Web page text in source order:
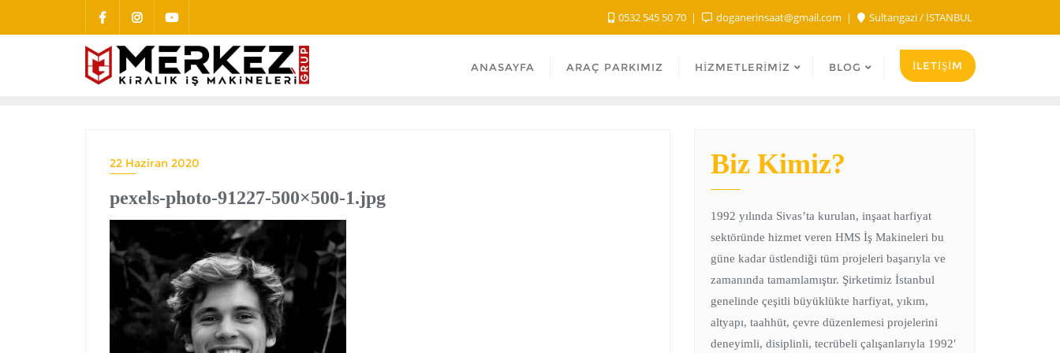
0532 545 50 70 doganerinsaat@gmail.com Sultangazi / İSTANBUL
ANASAYFA ARAÇ PARKIMIZ HIZMETLERIMIZ BLOG İLETİŞİM
22 Haziran 2020
pexels-photo-91227-500×500-1.jpg
Biz Kimiz?
1992 yılında Sivas’ta kurulan, inşaat harfiyat
sektöründe hizmet veren HMS İş Makineleri bu
güne kadar üstlendiği tüm projeleri başarıyla ve
zamanında tamamlamıştır. Şirketimiz İstanbul
genelinde çeşitli büyüklükte harfiyat, yıkım,
altyapı, taahhüt, çevre düzenlemesi projelerini
deneyimli, disiplinli, tecrübeli çalışanlarıyla 1992′